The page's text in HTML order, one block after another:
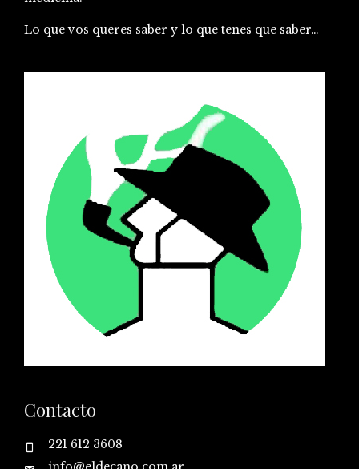
Lo que vos queres saber y lo que tenes que saber…
Contacto
221 612 3608